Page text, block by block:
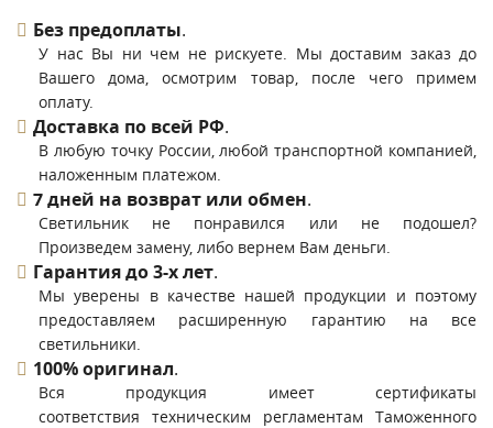
Без предоплаты.
У нас Вы ни чем не рискуете. Мы доставим заказ до
Вашего дома, осмотрим товар, после чего примем
оплату.
Доставка по всей РФ.
В любую точку России, любой транспортной компанией,
наложенным платежом.
7 дней на возврат или обмен.
Светильник не понравился или не подошел?
Произведем замену, либо вернем Вам деньги.
Гарантия до 3-х лет.
Мы уверены в качестве нашей продукции и поэтому
предоставляем расширенную гарантию на все
светильники.
100% оригинал.
Вся продукция имеет сертификаты
соответствия техническим регламентам Таможенного